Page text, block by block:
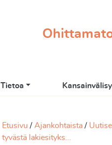
Tietoa
Etusivu Ajankohtaista
tyvästä lakiesityks...